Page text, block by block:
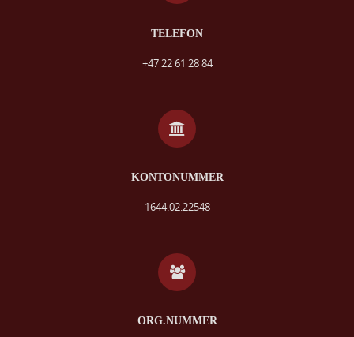
TELEFON
+47 22 61 28 84
KONTONUMMER
1644.02.22548
ORG.NUMMER